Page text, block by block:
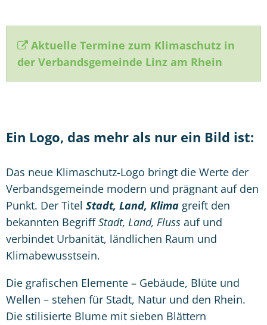
Aktuelle Termine zum Klimaschutz in
der Verbandsgemeinde Linz am Rhein
Ein Logo, das mehr als nur ein Bild ist:
Das neue Klimaschutz-Logo bringt die Werte der
Verbandsgemeinde modern und prägnant auf den
Punkt. Der Titel Stadt, Land, Klima greift den
bekannten BegriffStadt, Land, Fluss auf und
verbindet Urbanität, ländlichen Raum und
Klimabewusstsein.
Die grafischen Elemente – Gebäude, Blüte und
Wellen – stehen für Stadt, Natur und den Rhein.
Die stilisierte Blume mit sieben Blättern